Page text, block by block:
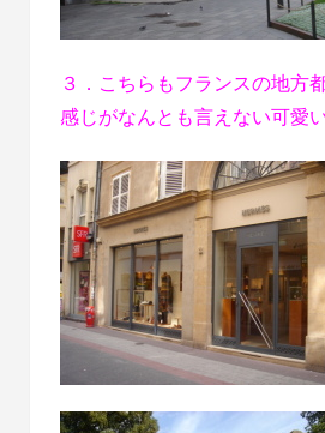
３．こちらもフランスの地方
感じがなんとも言えない可愛